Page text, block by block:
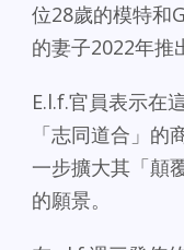
位28歲的模特
的妻子2022年推
E.l.f.官員表示在
「志同道合」
一步擴大其「顛
的願景。